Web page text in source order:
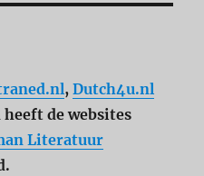
,Dutch4u.nl
heeft de websites
Literatuur